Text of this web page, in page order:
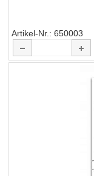
Artikel-Nr. 650003